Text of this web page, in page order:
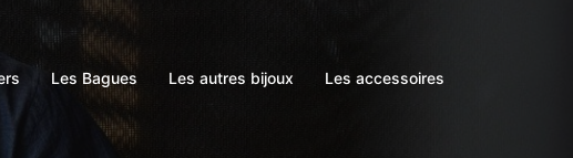
Les Bagues Les autres bijoux Les accessoires